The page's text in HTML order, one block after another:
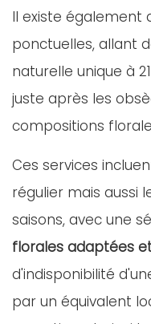
Il existe également
ponctuelles, allant
naturelle unique à
juste après les
compositions
Ces services
régulier mais aussi
saisons, avec une
florales adaptées
d'indisponibilité
par un équivalent